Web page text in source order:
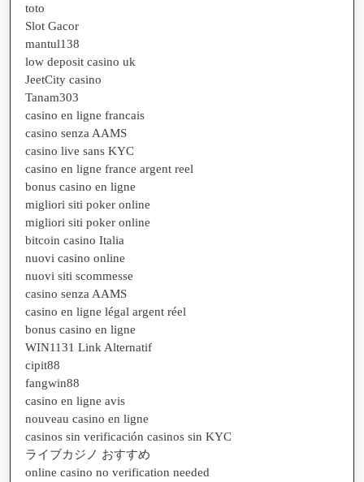
toto
Slot Gacor
mantul138
low deposit casino uk
JeetCity casino
Tanam303
casino en ligne francais
casino senza AAMS
casino live sans KYC
casino en ligne france argent reel
bonus casino en ligne
migliori siti poker online
migliori siti poker online
bitcoin casino Italia
nuovi casino online
nuovi siti scommesse
casino senza AAMS
casino en ligne légal argent réel
bonus casino en ligne
WIN1131 Link Alternatif
cipit88
fangwin88
casino en ligne avis
nouveau casino en ligne
casinos sin verificación casinos sin KYC
ライブカジノ おすすめ
online casino no verification needed